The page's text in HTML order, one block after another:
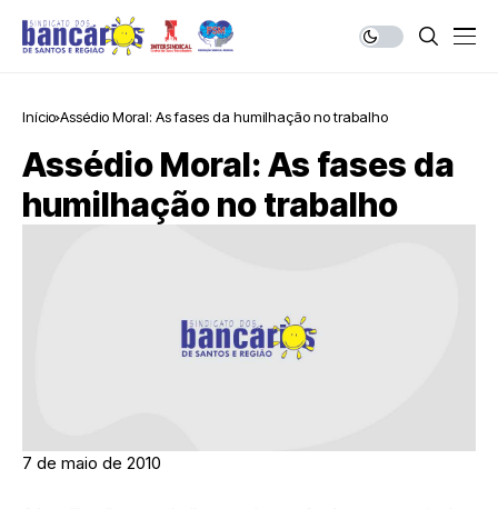
Início Assédio Moral: As fases da humilhação no trabalho
Assédio Moral: As fases da
humilhação no trabalho
7 de maio de 2010